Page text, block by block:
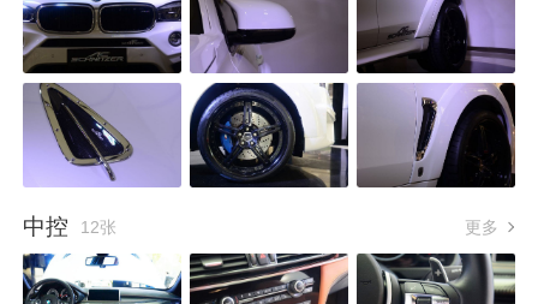
中控 12张 更多